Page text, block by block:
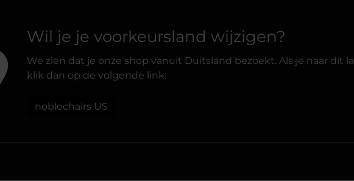
Wil je je voorkeursland wijzigen?
We zien dat je onze shop vanuit Duitsland bezoekt. Als je naar dit
klik dan op de volgende link:
noblechairs US